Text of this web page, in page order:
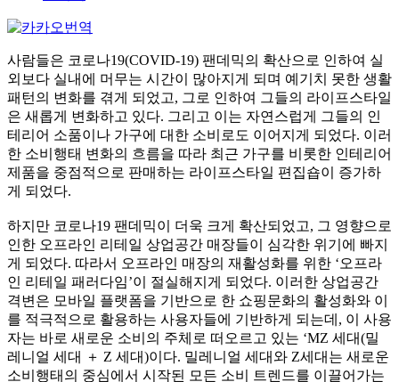
사람들은 코로나19(COVID-19) 팬데믹의 확산으로 인하여 실
외보다 실내에 머무는 시간이 많아지게 되며 예기치 못한 생활
패턴의 변화를 겪게 되었고, 그로 인하여 그들의 라이프스타일
은 새롭게 변화하고 있다. 그리고 이는 자연스럽게 그들의 인
테리어 소품이나 가구에 대한 소비로도 이어지게 되었다. 이러
한 소비행태 변화의 흐름을 따라 최근 가구를 비롯한 인테리어
제품을 중점적으로 판매하는 라이프스타일 편집숍이 증가하
게 되었다.
하지만 코로나19 팬데믹이 더욱 크게 확산되었고, 그 영향으로
인한 오프라인 리테일 상업공간 매장들이 심각한 위기에 빠지
게 되었다. 따라서 오프라인 매장의 재활성화를 위한 ‘오프라
인 리테일 패러다임’이 절실해지게 되었다. 이러한 상업공간
격변은 모바일 플랫폼을 기반으로 한 쇼핑문화의 활성화와 이
를 적극적으로 활용하는 사용자들에 기반하게 되는데, 이 사용
자는 바로 새로운 소비의 주체로 떠오르고 있는 ‘MZ 세대(밀
레니얼 세대 ＋ Z 세대)이다. 밀레니얼 세대와 Z세대는 새로운
소비행태의 중심에서 시작된 모든 소비 트렌드를 이끌어가는